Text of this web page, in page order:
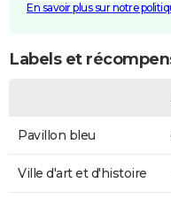
En savoir plus sur notre
Labels et
Pavillon bleu
Ville d'art et d'histoire